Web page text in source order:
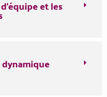
et les